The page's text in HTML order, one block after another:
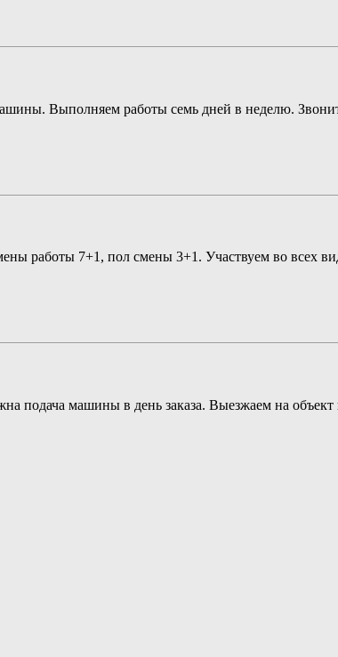
Выполняем работы семь дней в неделю.
работы 7+1, пол смены 3+1. Участвуем во всех
машины в день заказа. Выезжаем на объект